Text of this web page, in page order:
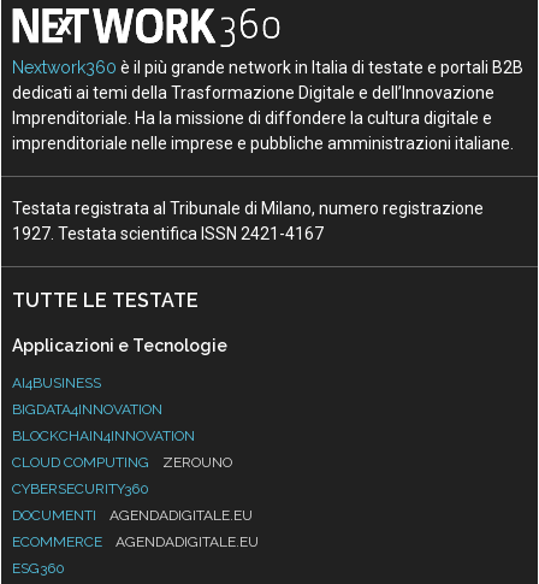
Nextwork360 è il più grande network in Italia di testate e portali B2B
dedicati ai temi della Trasformazione Digitale e dell’Innovazione
Imprenditoriale. Ha la missione di diffondere la cultura digitale e
imprenditoriale nelle imprese e pubbliche amministrazioni italiane.
Testata registrata al Tribunale di Milano, numero registrazione
1927. Testata scientifica ISSN 2421-4167
TUTTE LE TESTATE
Applicazioni e Tecnologie
AI4BUSINESS
BIGDATA4INNOVATION
BLOCKCHAIN4INNOVATION
CLOUD COMPUTING
ZEROUNO
CYBERSECURITY360
DOCUMENTI
AGENDADIGITALE.EU
ECOMMERCE
AGENDADIGITALE.EU
ESG360